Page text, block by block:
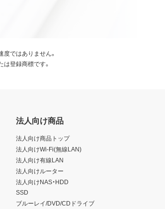
ではありません。
登録商標です。
法人向け商品
法人向け商品トップ
法人向けWi-Fi(無線LAN)
法人向け有線LAN
法人向けルーター
法人向けNAS・HDD
SSD
ブルーレイ/DVD/CDドライブ